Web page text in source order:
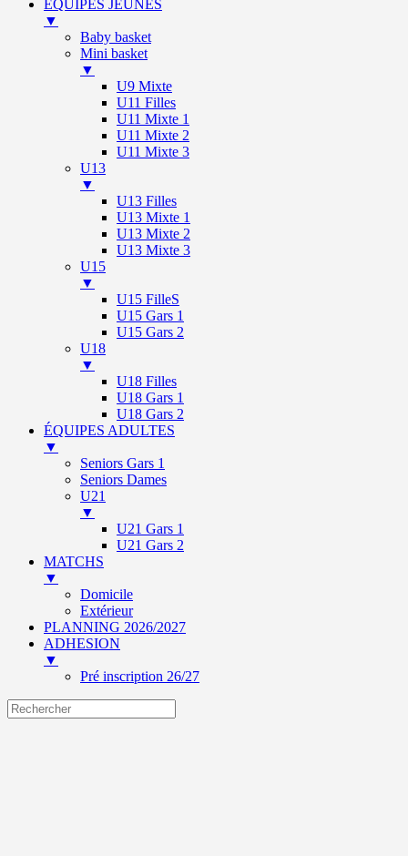
ÉQUIPES JEUNES
▼
Baby basket
Mini basket
▼
U9 Mixte
U11 Filles
U11 Mixte 1
U11 Mixte 2
U11 Mixte 3
U13
▼
U13 Filles
U13 Mixte 1
U13 Mixte 2
U13 Mixte 3
U15
▼
U15 FilleS
U15 Gars 1
U15 Gars 2
U18
▼
U18 Filles
U18 Gars 1
U18 Gars 2
ÉQUIPES ADULTES
▼
Seniors Gars 1
Seniors Dames
U21
▼
U21 Gars 1
U21 Gars 2
MATCHS
▼
Domicile
Extérieur
PLANNING 2026/2027
ADHESION
▼
Pré inscription 26/27